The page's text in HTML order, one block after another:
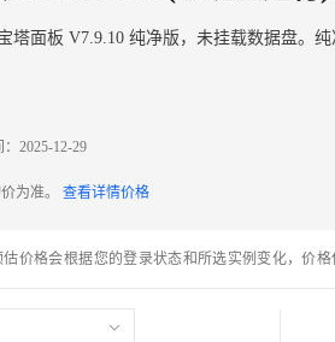
塔面板 V7.9.10 纯净版，未挂载数据盘。
2025-12-29
为准。 查看详情价格
价格会根据您的登录状态和所选实例变化，价格